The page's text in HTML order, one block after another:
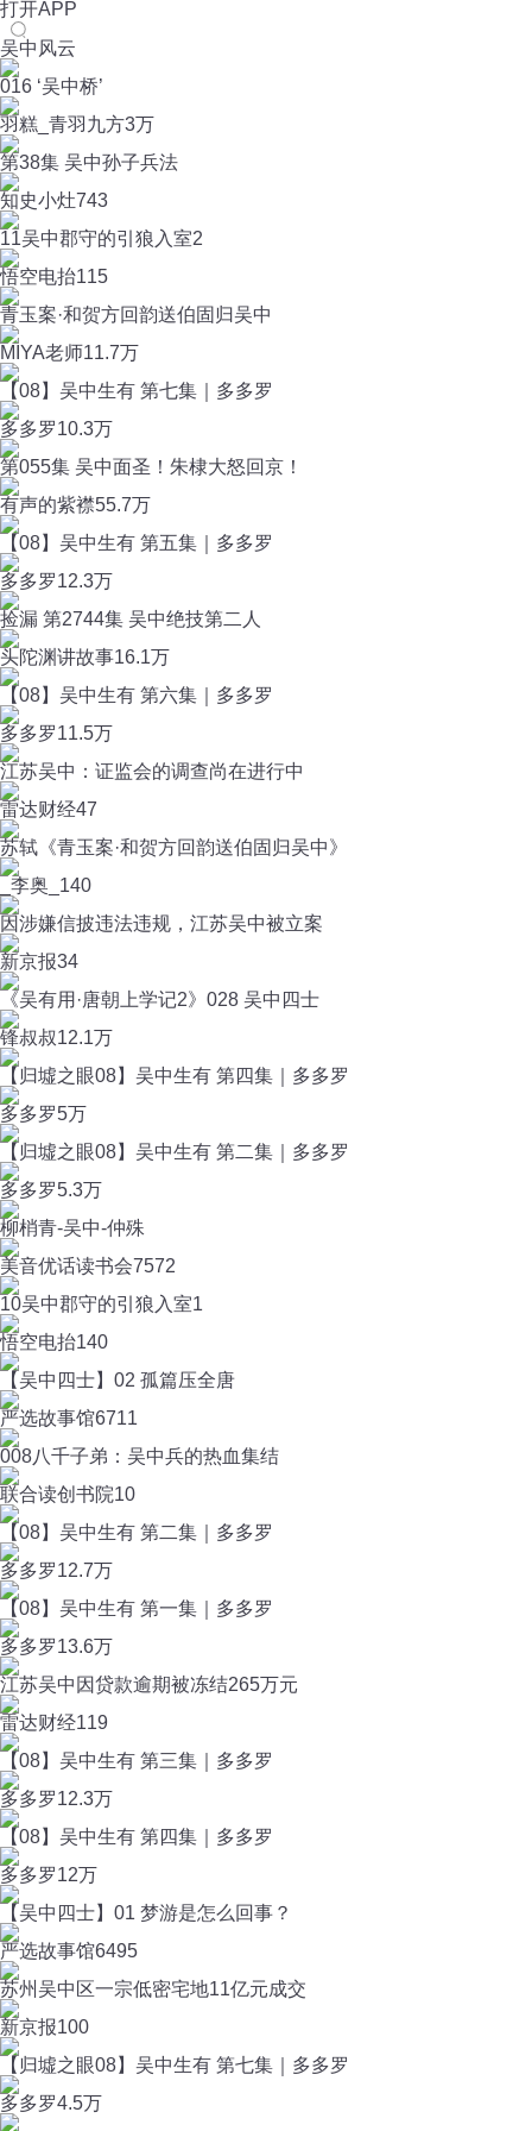
打开APP
吴中风云
016 ‘吴中桥’
羽糕_青羽九方3万
第38集 吴中孙子兵法
知史小灶743
11吴中郡守的引狼入室2
悟空电抬115
青玉案·和贺方回韵送伯固归吴中
MIYA老师11.7万
【08】吴中生有 第七集｜多多罗
多多罗10.3万
第055集 吴中面圣！朱棣大怒回京！
有声的紫襟55.7万
【08】吴中生有 第五集｜多多罗
多多罗12.3万
捡漏 第2744集 吴中绝技第二人
头陀渊讲故事16.1万
【08】吴中生有 第六集｜多多罗
多多罗11.5万
江苏吴中：证监会的调查尚在进行中
雷达财经47
苏轼《青玉案·和贺方回韵送伯固归吴中》
_李奥_ 140
因涉嫌信披违法违规，江苏吴中被立案
新京报34
《吴有用·唐朝上学记2》028 吴中四士
锋叔叔12.1万
【归墟之眼08】吴中生有 第四集｜多多罗
多多罗5万
【归墟之眼08】吴中生有 第二集｜多多罗
多多罗5.3万
柳梢青-吴中-仲殊
美音优话读书会7572
10吴中郡守的引狼入室1
悟空电抬140
【吴中四士】02 孤篇压全唐
严选故事馆6711
008八千子弟：吴中兵的热血集结
联合读创书院10
【08】吴中生有 第二集｜多多罗
多多罗12.7万
【08】吴中生有 第一集｜多多罗
多多罗13.6万
江苏吴中因贷款逾期被冻结265万元
雷达财经119
【08】吴中生有 第三集｜多多罗
多多罗12.3万
【08】吴中生有 第四集｜多多罗
多多罗12万
【吴中四士】01 梦游是怎么回事？
严选故事馆6495
苏州吴中区一宗低密宅地11亿元成交
新京报100
【归墟之眼08】吴中生有 第七集｜多多罗
多多罗4.5万